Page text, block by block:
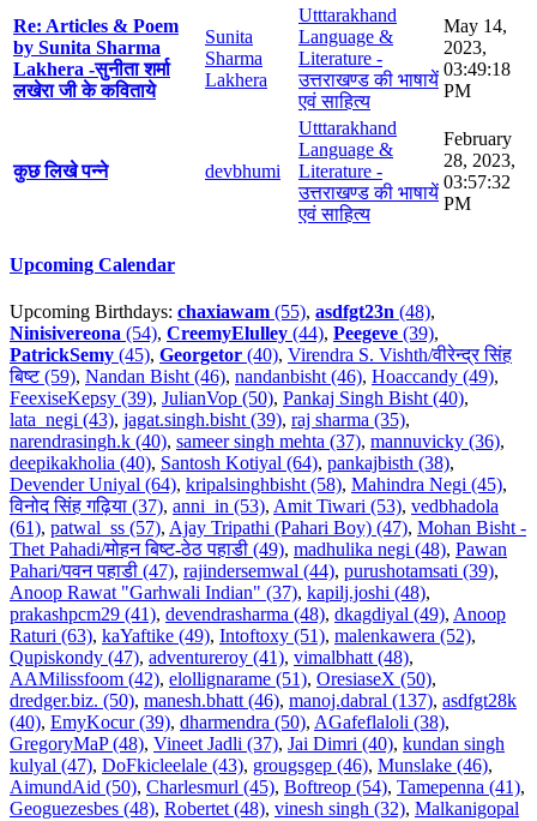
Re: Articles & Poem
by Sunita Sharma
Lakhera -सुनीता शर्मा
लखेरा जी के कविताये
Sunita
Sharma
Lakhera
Utttarakhand
Language &
Literature -
उत्तराखण्ड की भाषायें
एवं साहित्य
May 14,
2023,
03:49:18
PM
कुछ लिखे पन्ने devbhumi
Utttarakhand
Language &
Literature -
उत्तराखण्ड की भाषायें
एवं साहित्य
February
28, 2023,
03:57:32
PM
Upcoming Calendar
Upcoming Birthdays: chaxiawam (55), asdfgt23n (48),
Ninisivereona (54), CreemyElulley (44), Peegeve (39),
PatrickSemy (45), Georgetor (40), Virendra S. Vishth/वीरेन्द्र सिंह
बिष्ट (59), Nandan Bisht (46), nandanbisht (46), Hoaccandy (49),
FeexiseKepsy (39), JulianVop (50), Pankaj Singh Bisht (40),
lata_negi (43), jagat.singh.bisht (39), raj sharma (35),
narendrasingh.k (40), sameer singh mehta (37), mannuvicky (36),
deepikakholia (40), Santosh Kotiyal (64), pankajbisth (38),
Devender Uniyal (64), kripalsinghbisht (58), Mahindra Negi (45),
विनोद सिंह गढ़िया (37), anni_in (53), Amit Tiwari (53), vedbhadola
(61), patwal_ss (57), Ajay Tripathi (Pahari Boy) (47), Mohan Bisht -
Thet Pahadi/मोहन बिष्ट-ठेठ पहाडी (49), madhulika negi (48), Pawan
Pahari/पवन पहाडी (47), rajindersemwal (44), purushotamsati (39),
Anoop Rawat "Garhwali Indian" (37), kapilj.joshi (48),
prakashpcm29 (41), devendrasharma (48), dkagdiyal (49), Anoop
Raturi (63), kaYaftike (49), Intoftoxy (51), malenkawera (52),
Qupiskondy (47), adventureroy (41), vimalbhatt (48),
AAMilissfoom (42), elollignarame (51), OresiaseX (50),
dredger.biz. (50), manesh.bhatt (46), manoj.dabral (137), asdfgt28k
(40), EmyKocur (39), dharmendra (50), AGafeflaloli (38),
GregoryMaP (48), Vineet Jadli (37), Jai Dimri (40), kundan singh
kulyal (47), DoFkicleelale (43), grougsgep (46), Munslake (46),
AimundAid (50), Charlesmurl (45), Boftreop (54), Tamepenna (41),
Geoguezesbes (48), Robertet (48), vinesh singh (32), Malkanigopal